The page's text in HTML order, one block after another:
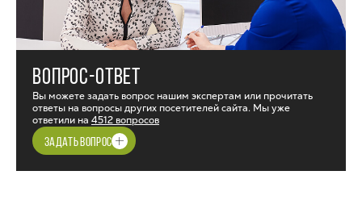
ВОПРОС-ОТВЕТ
Вы можете задать вопрос нашим экспертам или прочитать
ответы на вопросы других посетителей сайта. Мы уже
ответили на 4512 вопросов
ЗАДАТЬ ВОПРОС